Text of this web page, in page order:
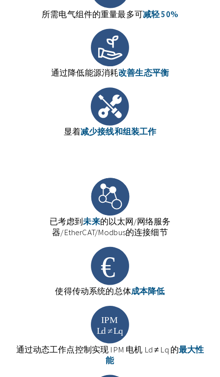
所需电气组件的重量最多可减轻50%
通过降低能源消耗改善生态平衡
显着减少接线和组装工作
已考虑到未来的以太网/网络服务
器/EtherCAT/Modbus的连接细节
使得传动系统的总体成本降低
通过动态工作点控制实现 IPM 电机 Ld ≠ Lq 的最大性
能